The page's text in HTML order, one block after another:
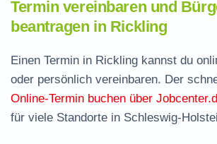
Termin vereinbaren und
beantragen in Rickling
Einen Termin in Rickling kannst du
oder persönlich vereinbaren. Der
Online-Termin buchen über
für viele Standorte in Schleswig-